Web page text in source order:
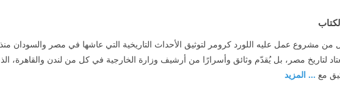
لتاريخ مصر، بل يُقدّم وثائق وأسرارًا من أرشيف وزارة الخارجية في كل من لندن والقاهرة،
مع ... المزيد